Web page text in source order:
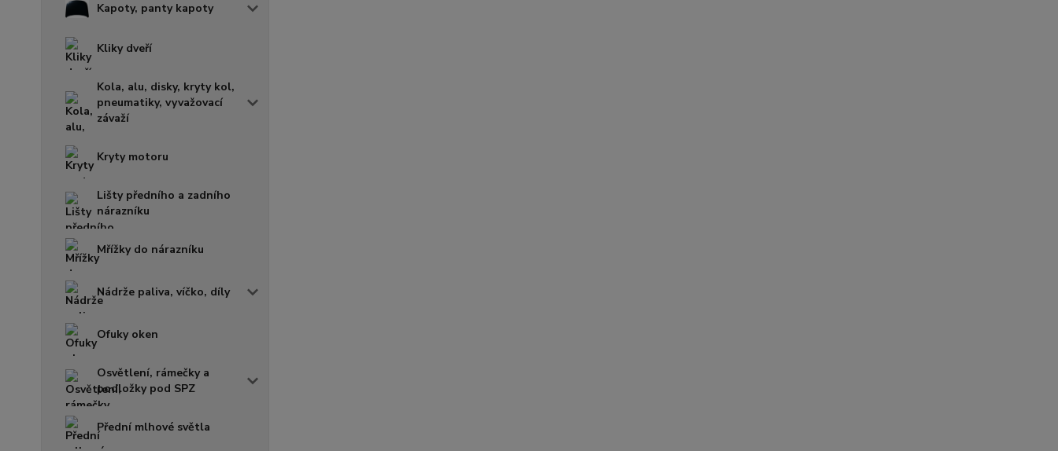
Kapoty, panty kapoty
Kliky dveří
Kola, alu, disky, kryty kol,
pneumatiky, vyvažovací
závaží
Kryty motoru
Lišty předního a zadního
nárazníku
Mřížky do nárazníku
Nádrže paliva, víčko, díly
Ofuky oken
Osvětlení, rámečky a
podložky pod SPZ
Přední mlhové světla